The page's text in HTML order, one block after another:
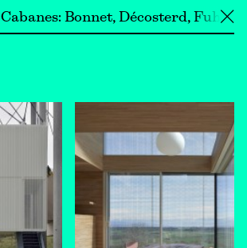
Cabanes Bonnet Décosterd ╳